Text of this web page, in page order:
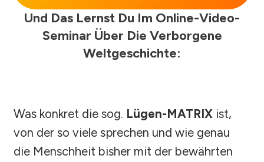
Und Das Lernst Du Im Online-Video-
Seminar Über Die Verborgene
Weltgeschichte:
Was konkret die sog. Lügen-MATRIX ist,
von der so viele sprechen und wie genau
die Menschheit bisher mit der bewährten